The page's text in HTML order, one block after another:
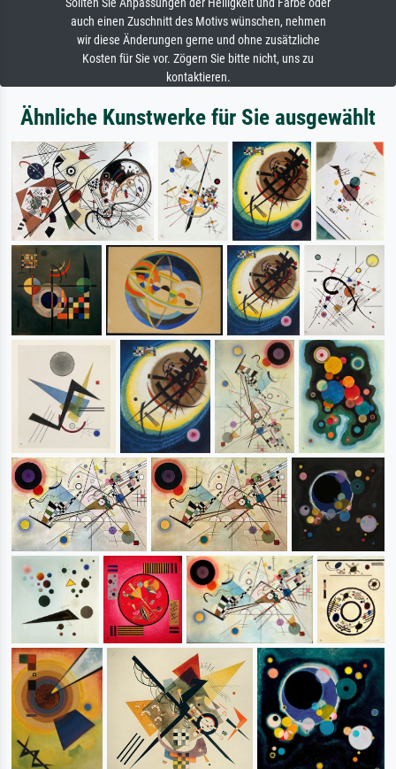
auch einen Zuschnitt des Motivs wünschen, nehmen
wir diese Änderungen gerne und ohne zusätzliche
Kosten für Sie vor. Zögern Sie bitte nicht, uns zu
kontaktieren.
Ähnliche Kunstwerke für Sie ausgewählt